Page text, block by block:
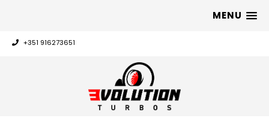
MENU
+351 916273651